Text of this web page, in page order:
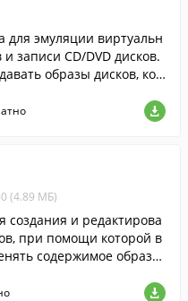
для эмуляции виртуальн
записи CD/DVD дисков.
образы дисков, коп
DVD-RW и BD-RE диски.
(4.89 МБ)
и редактирова
содержимое образо
диска.